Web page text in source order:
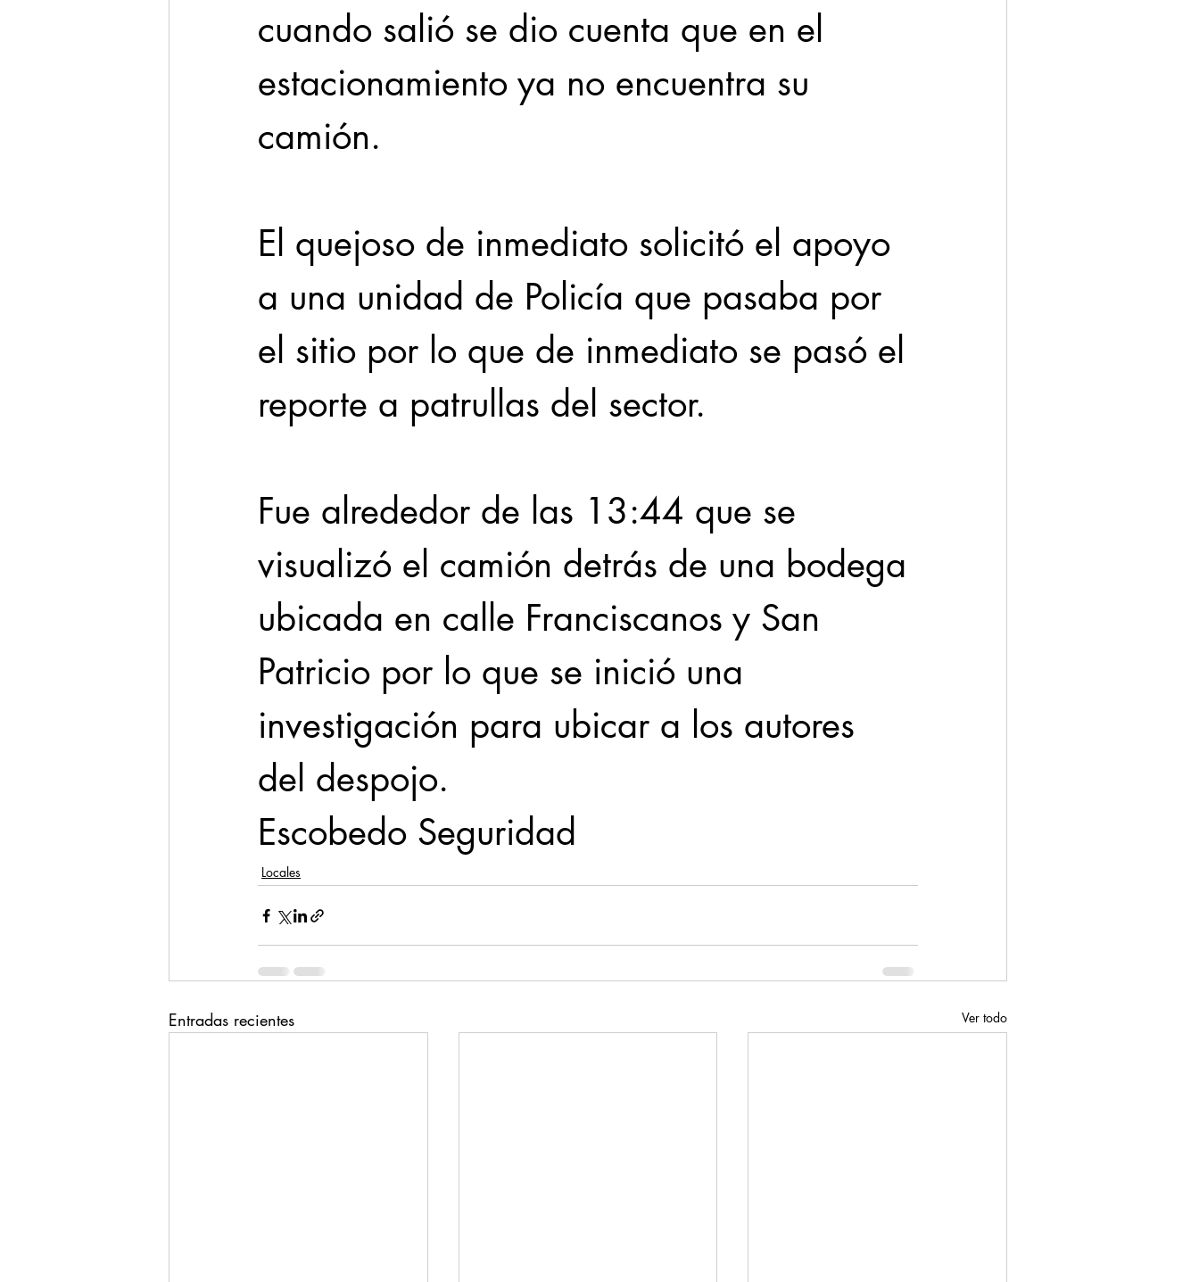
cuando salió se dio cuenta que en el
estacionamiento ya no encuentra su
camión.
El quejoso de inmediato solicitó el apoyo
a una unidad de Policía que pasaba por
el sitio por lo que de inmediato se pasó el
reporte a patrullas del sector.
Fue alrededor de las 13:44 que se
visualizó el camión detrás de una bodega
ubicada en calle Franciscanos y San
Patricio por lo que se inició una
investigación para ubicar a los autores
del despojo.
Escobedo Seguridad
Locales
Entradas recientes Ver todo